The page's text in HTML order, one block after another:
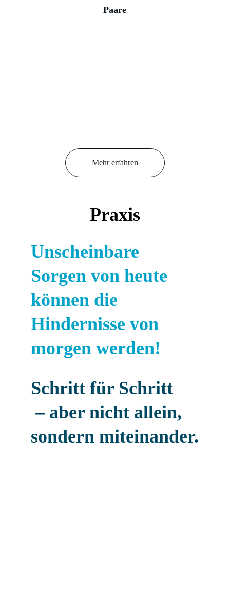
Mehr erfahren
Paare
Praxis
Unscheinbare
Sorgen von heute
können die
Hindernisse von
morgen werden!
Schritt für Schritt
– aber nicht allein,
sondern miteinander.